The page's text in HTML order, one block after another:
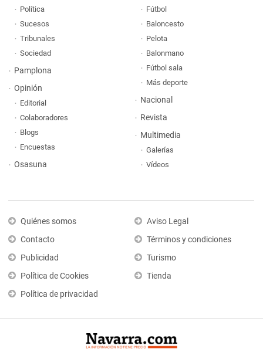
Política
Sucesos
Tribunales
Sociedad
Pamplona
Opinión
Editorial
Colaboradores
Blogs
Encuestas
Osasuna
Fútbol
Baloncesto
Pelota
Balonmano
Fútbol sala
Más deporte
Nacional
Revista
Multimedia
Galerías
Vídeos
Quiénes somos
Contacto
Publicidad
Política de Cookies
Política de privacidad
Aviso Legal
Términos y condiciones
Turismo
Tienda